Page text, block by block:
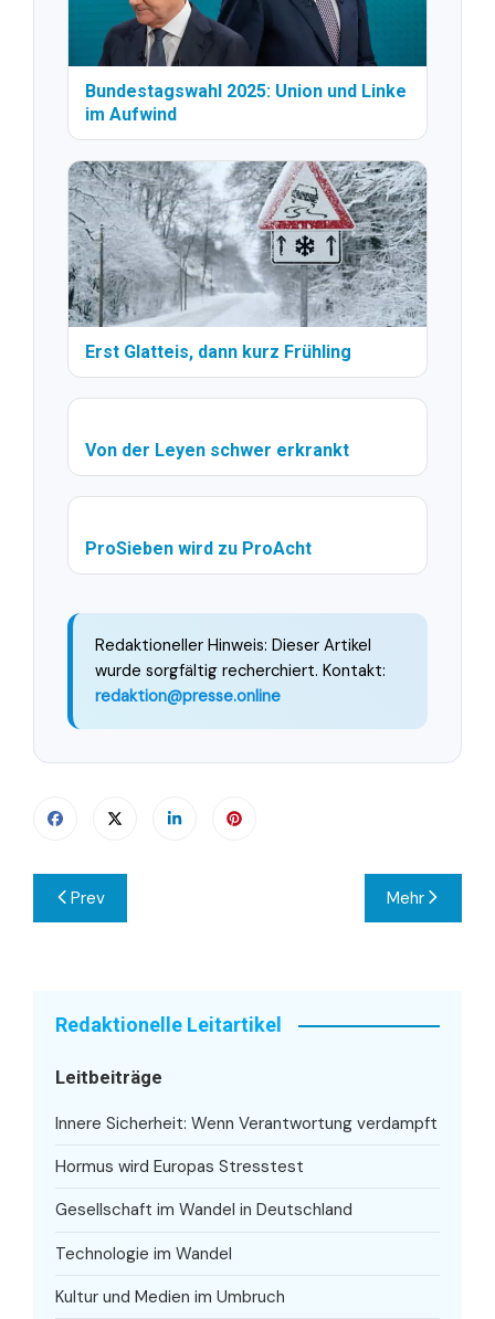
Bundestagswahl 2025: Union und Linke
im Aufwind
Erst Glatteis, dann kurz Frühling
Von der Leyen schwer erkrankt
ProSieben wird zu ProAcht
Redaktioneller Hinweis: Dieser Artikel
wurde sorgfältig recherchiert. Kontakt:
redaktion@presse.online
Beitragsnavigation
Prev Mehr
Redaktionelle Leitartikel
Leitbeiträge
Innere Sicherheit: Wenn Verantwortung verdampft
Hormus wird Europas Stresstest
Gesellschaft im Wandel in Deutschland
Technologie im Wandel
Kultur und Medien im Umbruch